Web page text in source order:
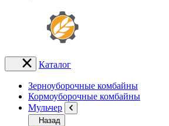
Каталог
Зерноуборочные комбайны
Кормоуборочные комбайны
Мульчер
Назад